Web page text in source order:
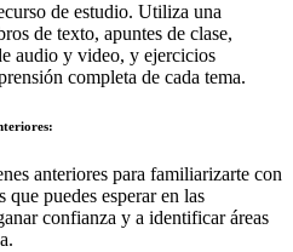
de estudio. Utiliza una
de texto, apuntes de clase,
audio y video, y ejercicios
completa de cada tema.
anteriores para familiarizarte con
puedes esperar en las
confianza y a identificar áreas